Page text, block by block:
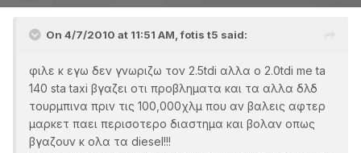
On 4/7/2010 at 11:51 AM, fotis t5 said:
φιλε κ εγω δεν γνωριζω τον 2.5tdi αλλα ο 2.0tdi me ta
140 sta taxi βγαζει οτι προβληματα και τα αλλα δλδ
τουρμπινα πριν τις 100,000χλμ που αν βαλεις αφτερ
μαρκετ παει περισοτερο διαστημα και βολαν οπως
βγαζουν κ ολα τα diesel!!!